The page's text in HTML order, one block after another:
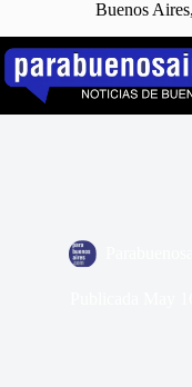
Buenos
Saltar
contenido